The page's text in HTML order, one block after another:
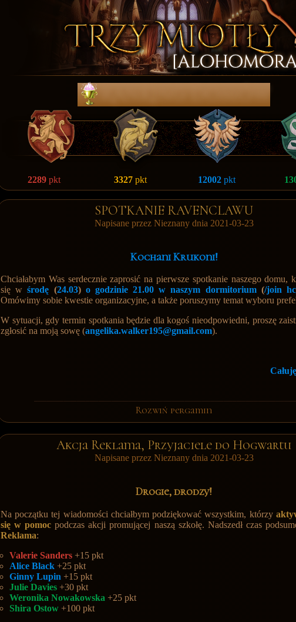
RanKing DomÓw
2289pkt 3327pkt 12002 pkt
SPOTKANIE RAVENCLAWU
Napisane przez Nieznany dnia 2021-03-23
Kochani Krukoni!
Chciałabym Was serdecznie zaprosić na pierwsze spotkanie naszego domu,
się wśrodę (24.03)o godzinie 21.00 w naszym dormitorium (/join
Omówimy sobie kwestie organizacyjne, a także poruszymy temat wyboru
W sytuacji, gdy termin spotkania będzie dla kogoś nieodpowiedni, proszę
zgłosić na moją sowę (angelika.walker195@gmail.com).
Rozwiń pergamin
Akcja Reklama, Przyjaciele do Hogwartu
Napisane przez Nieznany dnia 2021-03-23
Drogie, drodzy!
Na początku tej wiadomości chciałbym podziękować wszystkim, którzy a
się w pomoc podczas akcji promującej naszą szkołę. Nadszedł czas
Reklama:
Valerie Sanders +15 pkt
Alice Black +25 pkt
Ginny Lupin +15 pkt
Julie Davies +30 pkt
Weronika Nowakowska +25 pkt
Shira Ostow +100 pkt